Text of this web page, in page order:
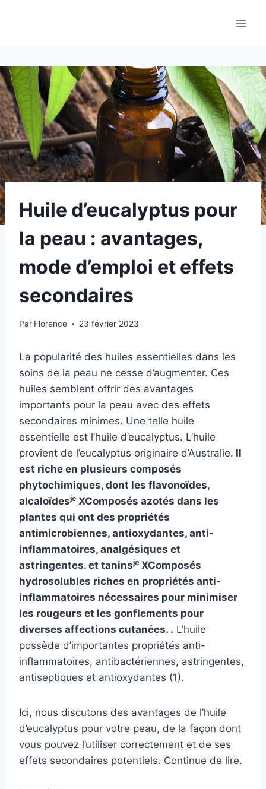
Huile d’eucalyptus pour
la peau : avantages,
mode d’emploi et effets
secondaires
Par Florence 23 février 2023
La popularité des huiles essentielles dans les
soins de la peau ne cesse d’augmenter. Ces
huiles semblent offrir des avantages
importants pour la peau avec des effets
secondaires minimes. Une telle huile
essentielle est l’huile d’eucalyptus. L’huile
provient de l’eucalyptus originaire d’Australie. Il
est riche en plusieurs composés
phytochimiques, dont les flavonoïdes,
alcaloïdesje XComposés azotés dans les
plantes qui ont des propriétés
antimicrobiennes, antioxydantes, anti-
inflammatoires, analgésiques et
astringentes. et taninsje XComposés
hydrosolubles riches en propriétés anti-
inflammatoires nécessaires pour minimiser
les rougeurs et les gonflements pour
diverses affections cutanées. . L’huile
possède d’importantes propriétés anti-
inflammatoires, antibactériennes, astringentes,
antiseptiques et antioxydantes (1).
Ici, nous discutons des avantages de l’huile
d’eucalyptus pour votre peau, de la façon dont
vous pouvez l’utiliser correctement et de ses
effets secondaires potentiels. Continue de lire.